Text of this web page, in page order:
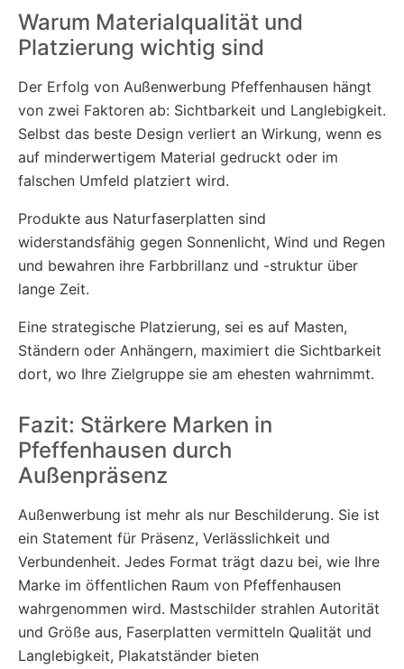
Warum Materialqualität und
Platzierung wichtig sind
Der Erfolg von Außenwerbung Pfeffenhausen hängt
von zwei Faktoren ab: Sichtbarkeit und Langlebigkeit.
Selbst das beste Design verliert an Wirkung, wenn es
auf minderwertigem Material gedruckt oder im
falschen Umfeld platziert wird.
Produkte aus Naturfaserplatten sind
widerstandsfähig gegen Sonnenlicht, Wind und Regen
und bewahren ihre Farbbrillanz und -struktur über
lange Zeit.
Eine strategische Platzierung, sei es auf Masten,
Ständern oder Anhängern, maximiert die Sichtbarkeit
dort, wo Ihre Zielgruppe sie am ehesten wahrnimmt.
Fazit: Stärkere Marken in
Pfeffenhausen durch
Außenpräsenz
Außenwerbung ist mehr als nur Beschilderung. Sie ist
ein Statement für Präsenz, Verlässlichkeit und
Verbundenheit. Jedes Format trägt dazu bei, wie Ihre
Marke im öffentlichen Raum von Pfeffenhausen
wahrgenommen wird. Mastschilder strahlen Autorität
und Größe aus, Faserplatten vermitteln Qualität und
Langlebigkeit, Plakatständer bieten